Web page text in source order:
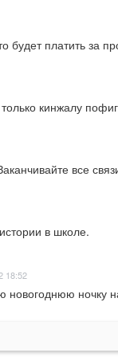
будет платить за
кинжалу
все
в школе.
18:52
ночку